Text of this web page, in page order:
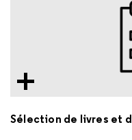
Sélection de livres et